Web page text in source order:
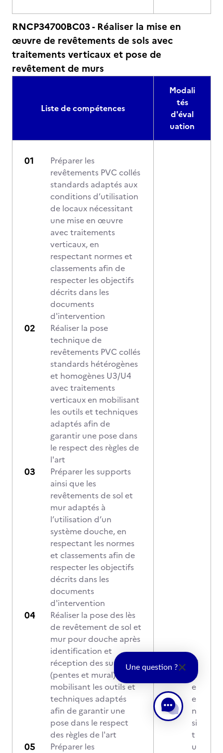
RNCP34700BC03 - Réaliser la mise en
œuvre de revêtements de sols avec
traitements verticaux et pose de
revêtement de murs
Liste de compétences
Modali
tés
d'éval
uation
Préparer les
revêtements PVC collés
standards adaptés aux
conditions d’utilisation
de locaux nécessitant
une mise en œuvre
avec traitements
verticaux, en
respectant normes et
classements afin de
respecter les objectifs
décrits dans les
documents
d'intervention
Réaliser la pose
technique de
revêtements PVC collés
standards hétérogènes
et homogènes U3/U4
avec traitements
verticaux en mobilisant
les outils et techniques
adaptés afin de
garantir une pose dans
le respect des règles de
l'art
Préparer les supports
ainsi que les
revêtements de sol et
mur adaptés à
l’utilisation d’un
système douche, en
respectant les normes
et classements afin de
respecter les objectifs
décrits dans les
documents
d'intervention
Réaliser la pose des lès
de revêtement de sol et
mur pour douche après
identification et
réception des supports
(pentes et mural) et en
mobilisant les outils et
techniques adaptés
afin de garantir une
pose dans le respect
des règles de l'art
Préparer les
M
is
e
e
n
si
t
u
Une question ?